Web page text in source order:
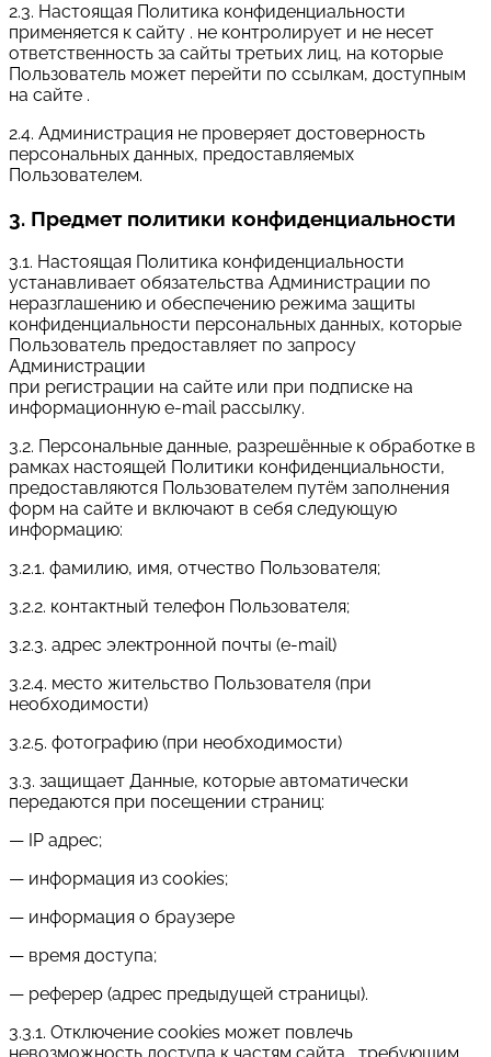
2.3. Настоящая Политика конфиденциальности
применяется к сайту . не контролирует и не несет
ответственность за сайты третьих лиц, на которые
Пользователь может перейти по ссылкам, доступным
на сайте .
2.4. Администрация не проверяет достоверность
персональных данных, предоставляемых
Пользователем.
3. Предмет политики конфиденциальности
3.1. Настоящая Политика конфиденциальности
устанавливает обязательства Администрации по
неразглашению и обеспечению режима защиты
конфиденциальности персональных данных, которые
Пользователь предоставляет по запросу
Администрации
при регистрации на сайте или при подписке на
информационную e-mail рассылку.
3.2. Персональные данные, разрешённые к обработке в
рамках настоящей Политики конфиденциальности,
предоставляются Пользователем путём заполнения
форм на сайте и включают в себя следующую
информацию:
3.2.1. фамилию, имя, отчество Пользователя;
3.2.2. контактный телефон Пользователя;
3.2.3. адрес электронной почты (e-mail)
3.2.4. место жительство Пользователя (при
необходимости)
3.2.5. фотографию (при необходимости)
3.3. защищает Данные, которые автоматически
передаются при посещении страниц:
— IP адрес;
— информация из cookies;
— информация о браузере
— время доступа;
— реферер (адрес предыдущей страницы).
3.3.1. Отключение cookies может повлечь